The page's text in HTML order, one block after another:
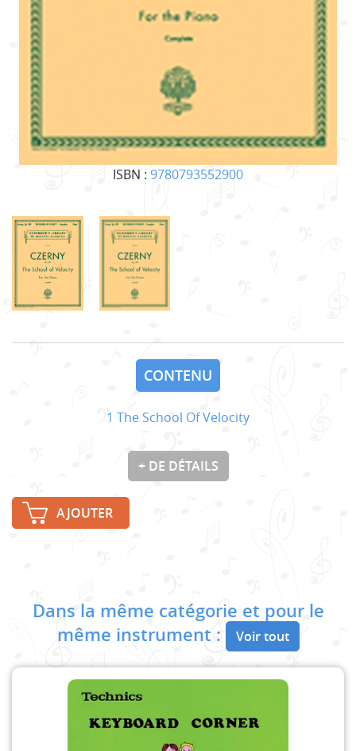
ISBN : 9780793552900
CONTENU
1 The School Of Velocity
+ DE DÉTAILS
AJOUTER
Dans la même catégorie et pour le
même instrument :
Voir tout